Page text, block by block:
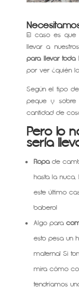
El caso es
llevar a
para llevar toda
por ver ¿quién
Según el tipo
peque y
cantidad de
Pero lo
sería
Ropade
hasta la
este último
babero!
Algo para
esto pesa un
materna! Si
mira cómo
tendríamos